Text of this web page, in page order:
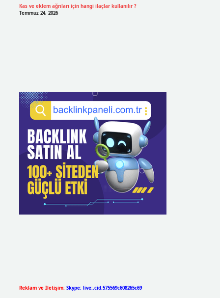
Kas ve eklem ağrıları için hangi ilaçlar kullanılır ?
Temmuz 24, 2026
Reklam ve İletişim: Skype: live:.cid.575569c608265c69